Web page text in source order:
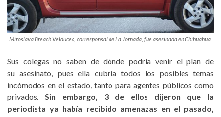
Miroslava Breach Velducea, corresponsal de La Jornada, fue asesinada en Chihuahua
Sus colegas no saben de dónde podría venir el plan de
su asesinato, pues ella cubría todos los posibles temas
incómodos en el estado, tanto para agentes públicos como
privados. Sin embargo, 3 de ellos dijeron que la
periodista ya había recibido amenazas en el pasado,